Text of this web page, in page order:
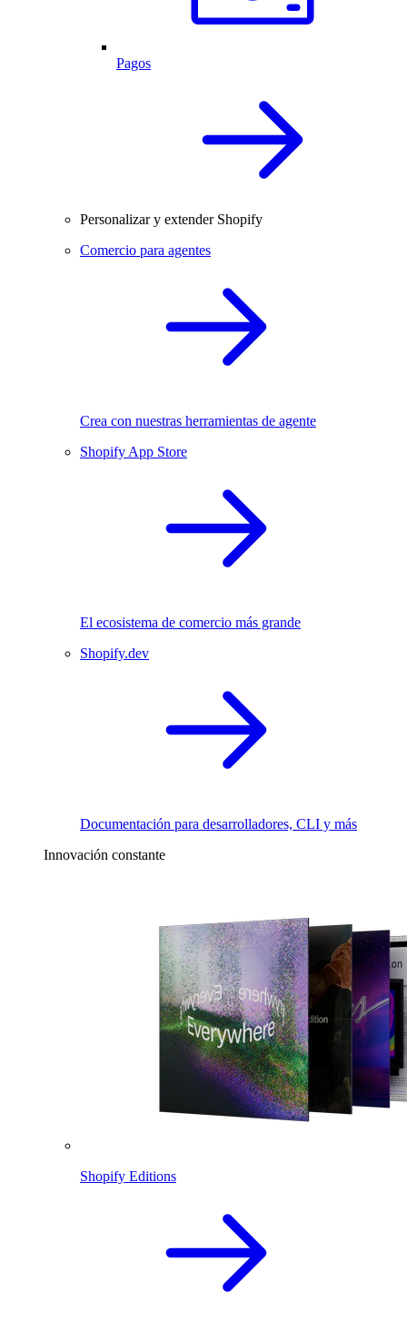
Pagos
Personalizar y extender Shopify
Comercio para agentes
Crea con nuestras herramientas de agente
Shopify App Store
El ecosistema de comercio más grande
Shopify.dev
Documentación para desarrolladores, CLI y más
Innovación constante
Shopify Editions